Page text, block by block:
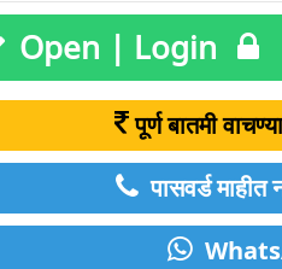
Open | Login
पूर्ण बातमी
पासवर्ड